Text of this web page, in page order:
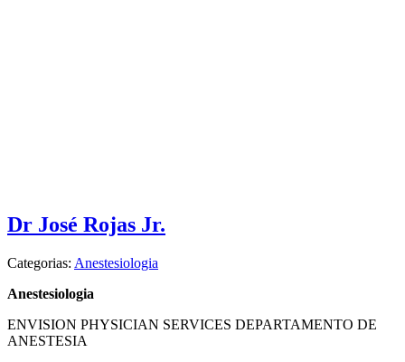
Dr José Rojas Jr.
Categorias: Anestesiologia
Anestesiologia
ENVISION PHYSICIAN SERVICES DEPARTAMENTO DE
ANESTESIA